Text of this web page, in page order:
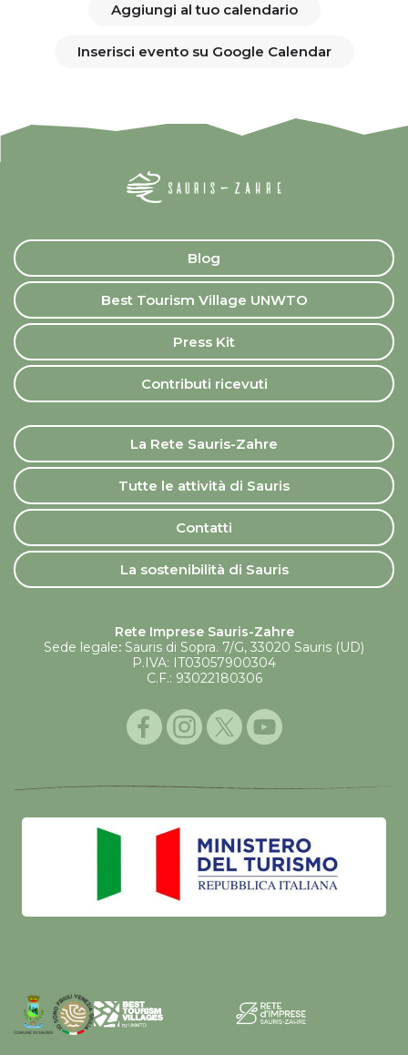
Aggiungi al tuo calendario
Inserisci evento su Google Calendar
Blog
Best Tourism Village UNWTO
Press Kit
Contributi ricevuti
La Rete Sauris-Zahre
Tutte le attività di Sauris
Contatti
La sostenibilità di Sauris
Rete Imprese Sauris-Zahre
Sede legale: Sauris di Sopra. 7/G, 33020 Sauris (UD)
P.IVA: IT03057900304
C.F.: 93022180306